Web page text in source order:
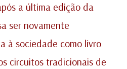
a última edição da
ser novamente
à sociedade como livro
circuitos tradicionais de